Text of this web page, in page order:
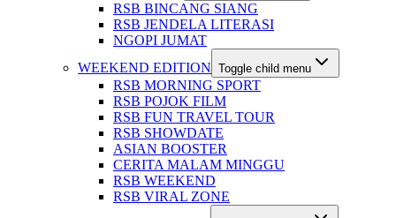
RSB BINCANG SIANG
RSB JENDELA LITERASI
NGOPI JUMAT
WEEKEND EDITION Toggle child menu
RSB MORNING SPORT
RSB POJOK FILM
RSB FUN TRAVEL TOUR
RSB SHOWDATE
ASIAN BOOSTER
CERITA MALAM MINGGU
RSB WEEKEND
RSB VIRAL ZONE